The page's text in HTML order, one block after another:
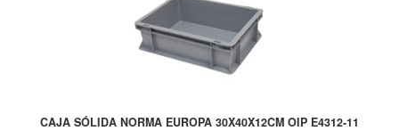
CAJA SÓLIDA NORMA EUROPA 30X40X12CM OIP E4312-11